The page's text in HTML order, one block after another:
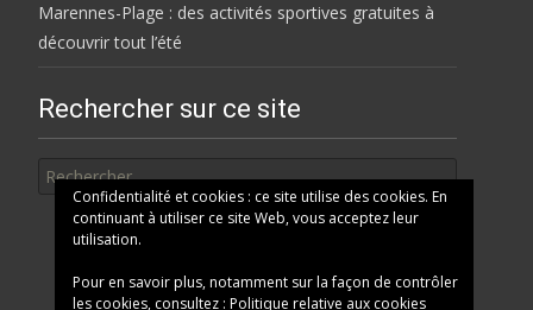
Marennes-Plage : des activités sportives gratuites à
découvrir tout l’été
Rechercher sur ce site
Confidentialité et cookies : ce site utilise des cookies. En
continuant à utiliser ce site Web, vous acceptez leur
utilisation.
Pour en savoir plus, notamment sur la façon de contrôler
les cookies, consultez : Politique relative aux cookies